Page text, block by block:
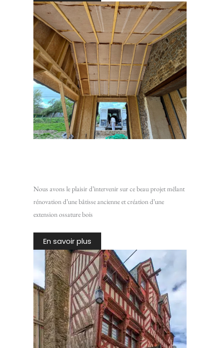
Nous avons le plaisir d’intervenir sur ce beau projet mêlant
rénovation d’une bâtisse ancienne et création d’une
extension ossature bois
En savoir plus